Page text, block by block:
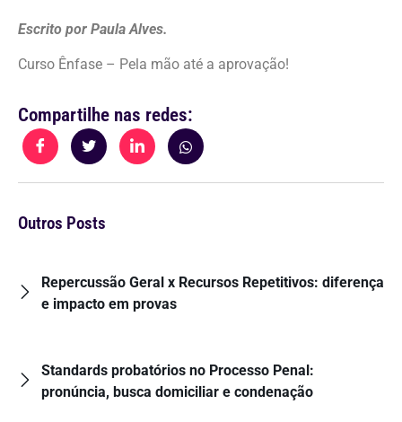
Escrito por Paula Alves.
Curso Ênfase – Pela mão até a aprovação!
Compartilhe nas redes:
Outros Posts
Repercussão Geral x Recursos Repetitivos: diferença
e impacto em provas
Standards probatórios no Processo Penal:
pronúncia, busca domiciliar e condenação